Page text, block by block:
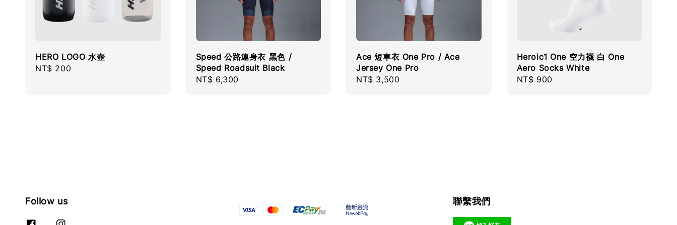
HERO LOGO 水壺
Regular
NT$ 200
Speed 公路連身衣 黑色 /
Speed Roadsuit Black
Regular
NT$ 6,300
Ace 短車衣 One Pro / Ace
Jersey One Pro
Regular
NT$ 3,500
Heroic1 One 空力襪 白 One
Aero Socks White
Regular
NT$ 900
Follow us 聯繫我們